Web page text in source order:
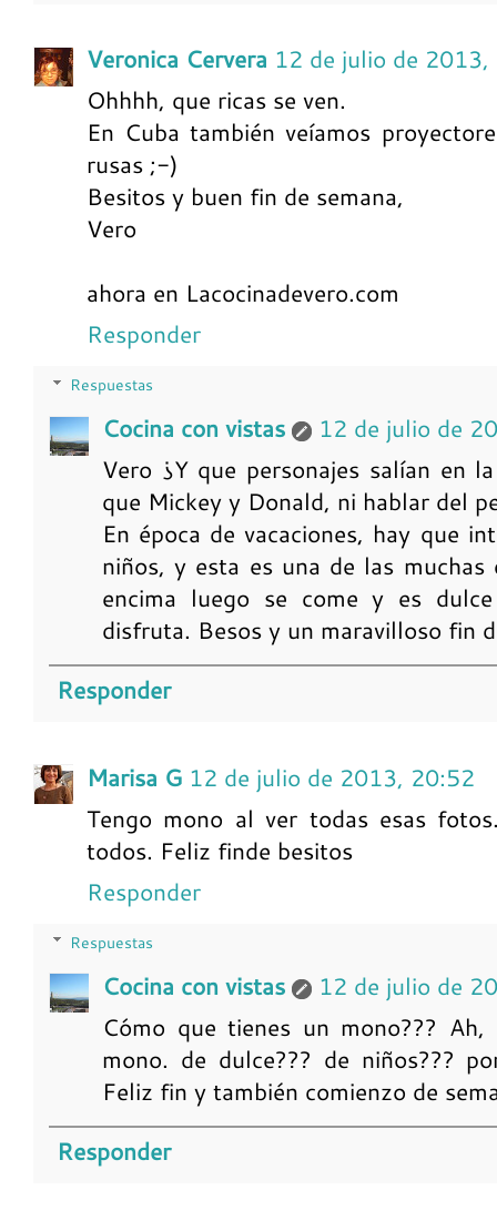
Veronica Cervera 12 de julio de
Ohhhh, que ricas se ven.
En Cuba también veíamos
rusas ;-)
Besitos y buen fin de semana,
Vero
ahora en Lacocinadevero.com
Responder
Respuestas
Cocina con vistas
12 de julio de
Vero ¿Y que personajes salían en
que Mickey y Donald, ni hablar del
En época de vacaciones, hay que
niños, y esta es una de las
encima luego se come y es
disfruta. Besos y un maravilloso fin
Responder
Marisa G 12 de julio de 2013, 20:52
Tengo mono al ver todas esas
todos. Feliz finde besitos
Responder
Respuestas
Cocina con vistas
12 de julio de
Cómo que tienes un mono???
mono. de dulce??? de niños???
Feliz fin y también comienzo de
Responder